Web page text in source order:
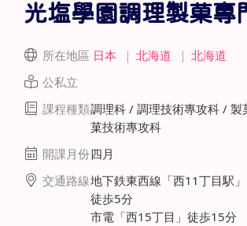
光塩學園調理製菓專
所在地區 日本 ｜ 北海道 ｜ 北海道
公私立
課程種類調理科 / 調理技術專攻科 / 製
菓技術專攻科
開課月份四月
交通路線地下鉄東西線「西11丁目駅」
徒歩5分
市電「西15丁目」徒歩15分